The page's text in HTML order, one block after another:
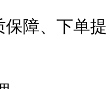
障、下单提